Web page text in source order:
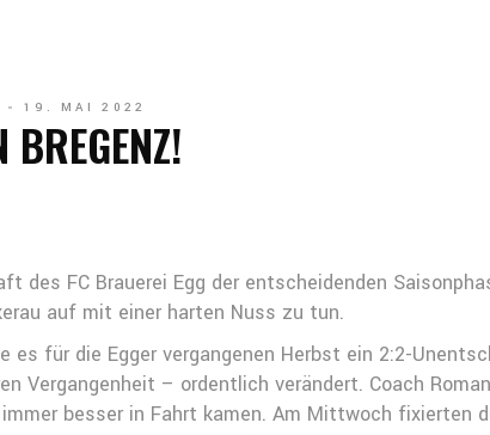
19. MAI 2022
BREGENZ!
des FC Brauerei Egg der entscheidenden
auf mit einer harten Nuss zu tun.
für die Egger vergangenen Herbst ein 2:2-
Vergangenheit – ordentlich verändert. Coach
besser in Fahrt kamen. Am Mittwoch fixierten